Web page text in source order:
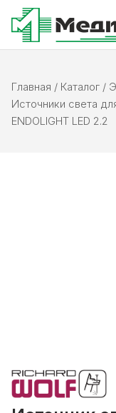
Главная / Каталог /
Источники света
ENDOLIGHT LED 2.2